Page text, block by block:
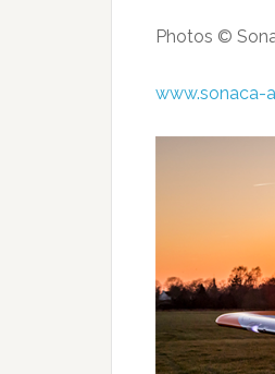
Photos ©
www.sonaca-